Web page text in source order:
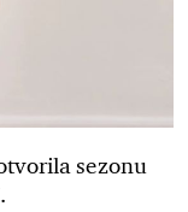
sezonu